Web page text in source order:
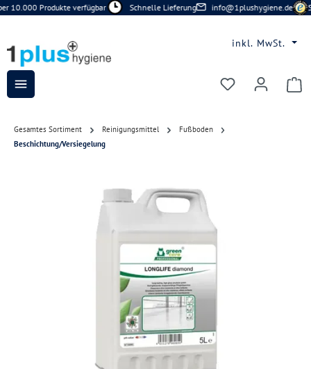
Zum Hauptinhalt springen
10.000 Produkte verfügbar Schnelle Lieferung info@1plushygiene.de
inkl. MwSt.
Du hast 0
Gesamtes Sortiment Reinigungsmittel
Fußboden
Beschichtung/Versiegelung